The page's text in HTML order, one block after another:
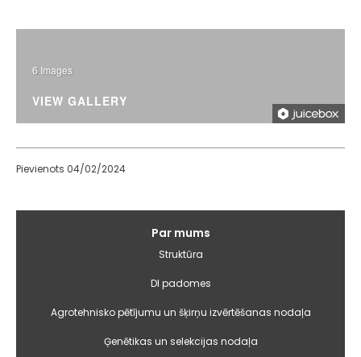
6 Images
VIEW GALLERY
Pievienots 04/02/2024
Par mums
Struktūra
DI padomes
Agrotehnisko pētījumu un šķirņu izvērtēšanas nodaļa
Ģenētikas un selekcijas nodaļa